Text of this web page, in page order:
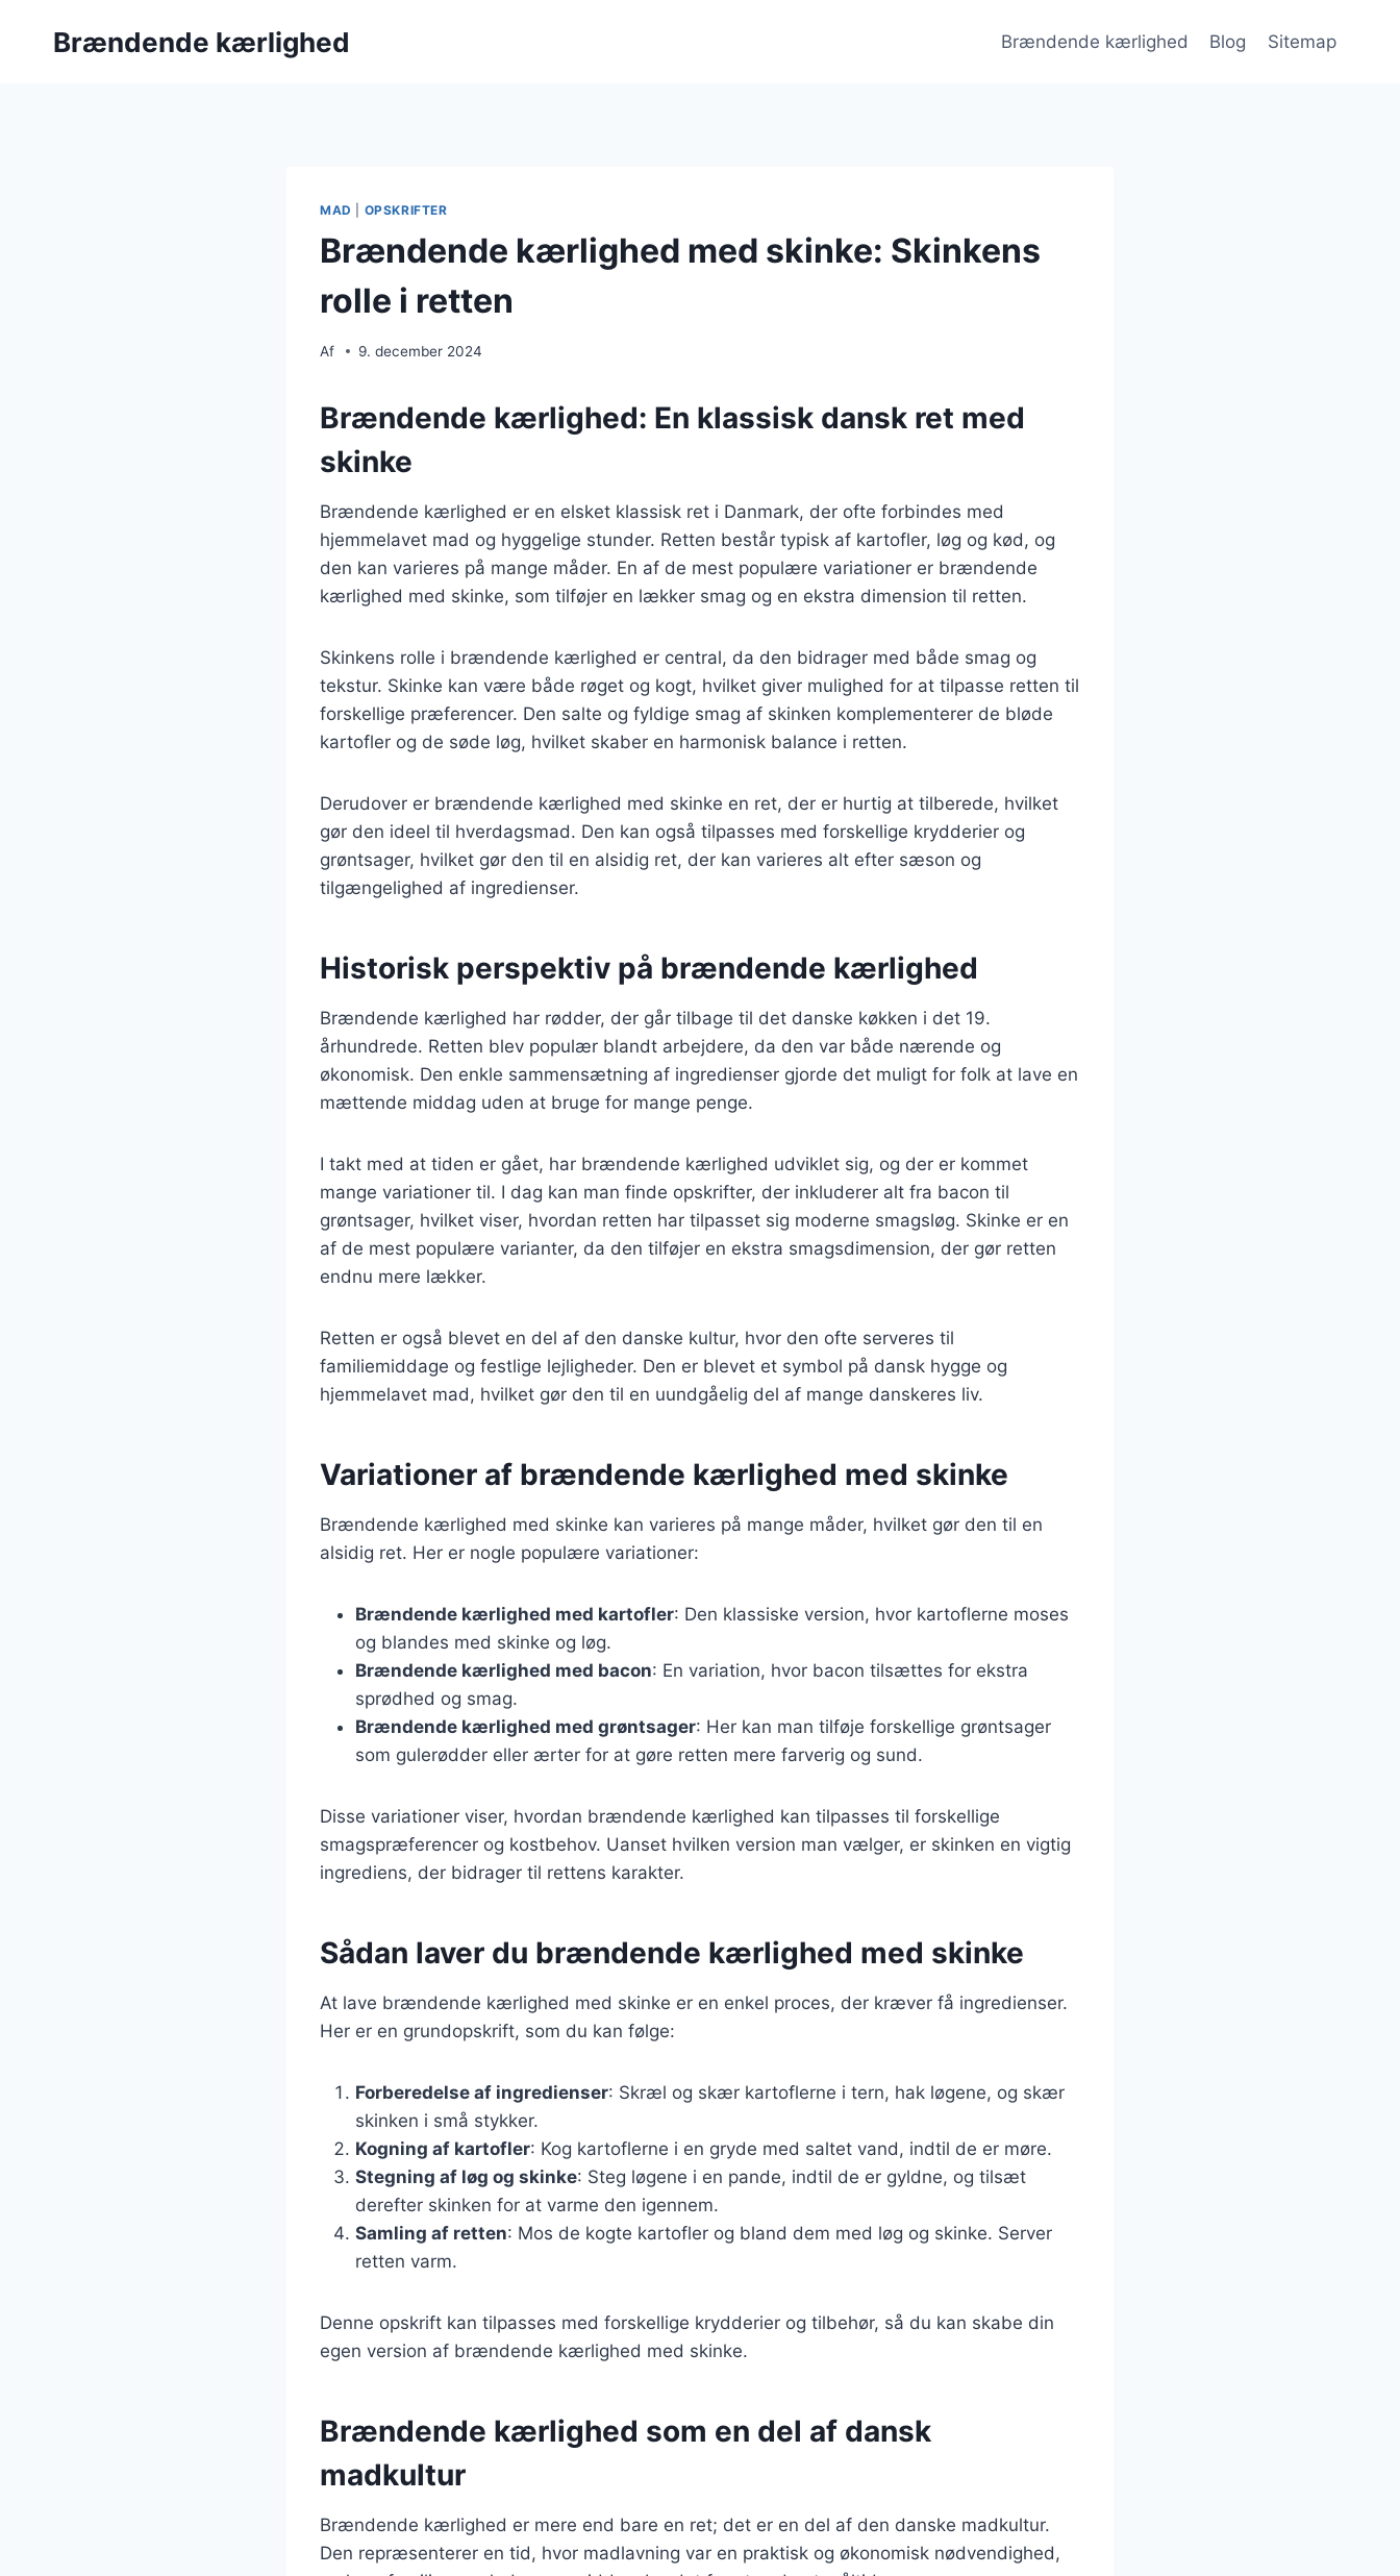
Brændende kærlighed Brændende kærlighed Blog Sitemap
MAD OPSKRIFTER
Brændende kærlighed med skinke: Skinkens
rolle i retten
Af 9. december 2024
Brændende kærlighed: En klassisk dansk ret med
skinke
Brændende kærlighed er en elsket klassisk ret i Danmark, der ofte forbindes med
hjemmelavet mad og hyggelige stunder. Retten består typisk af kartofler, løg og kød, og
den kan varieres på mange måder. En af de mest populære variationer er brændende
kærlighed med skinke, som tilføjer en lækker smag og en ekstra dimension til retten.
Skinkens rolle i brændende kærlighed er central, da den bidrager med både smag og
tekstur. Skinke kan være både røget og kogt, hvilket giver mulighed for at tilpasse retten til
forskellige præferencer. Den salte og fyldige smag af skinken komplementerer de bløde
kartofler og de søde løg, hvilket skaber en harmonisk balance i retten.
Derudover er brændende kærlighed med skinke en ret, der er hurtig at tilberede, hvilket
gør den ideel til hverdagsmad. Den kan også tilpasses med forskellige krydderier og
grøntsager, hvilket gør den til en alsidig ret, der kan varieres alt efter sæson og
tilgængelighed af ingredienser.
Historisk perspektiv på brændende kærlighed
Brændende kærlighed har rødder, der går tilbage til det danske køkken i det 19.
århundrede. Retten blev populær blandt arbejdere, da den var både nærende og
økonomisk. Den enkle sammensætning af ingredienser gjorde det muligt for folk at lave en
mættende middag uden at bruge for mange penge.
I takt med at tiden er gået, har brændende kærlighed udviklet sig, og der er kommet
mange variationer til. I dag kan man finde opskrifter, der inkluderer alt fra bacon til
grøntsager, hvilket viser, hvordan retten har tilpasset sig moderne smagsløg. Skinke er en
af de mest populære varianter, da den tilføjer en ekstra smagsdimension, der gør retten
endnu mere lækker.
Retten er også blevet en del af den danske kultur, hvor den ofte serveres til
familiemiddage og festlige lejligheder. Den er blevet et symbol på dansk hygge og
hjemmelavet mad, hvilket gør den til en uundgåelig del af mange danskeres liv.
Variationer af brændende kærlighed med skinke
Brændende kærlighed med skinke kan varieres på mange måder, hvilket gør den til en
alsidig ret. Her er nogle populære variationer:
Brændende kærlighed med kartofler: Den klassiske version, hvor kartoflerne moses
og blandes med skinke og løg.
Brændende kærlighed med bacon: En variation, hvor bacon tilsættes for ekstra
sprødhed og smag.
Brændende kærlighed med grøntsager: Her kan man tilføje forskellige grøntsager
som gulerødder eller ærter for at gøre retten mere farverig og sund.
Disse variationer viser, hvordan brændende kærlighed kan tilpasses til forskellige
smagspræferencer og kostbehov. Uanset hvilken version man vælger, er skinken en vigtig
ingrediens, der bidrager til rettens karakter.
Sådan laver du brændende kærlighed med skinke
At lave brændende kærlighed med skinke er en enkel proces, der kræver få ingredienser.
Her er en grundopskrift, som du kan følge:
Forberedelse af ingredienser: Skræl og skær kartoflerne i tern, hak løgene, og skær
skinken i små stykker.
Kogning af kartofler: Kog kartoflerne i en gryde med saltet vand, indtil de er møre.
Stegning af løg og skinke: Steg løgene i en pande, indtil de er gyldne, og tilsæt
derefter skinken for at varme den igennem.
Samling af retten: Mos de kogte kartofler og bland dem med løg og skinke. Server
retten varm.
Denne opskrift kan tilpasses med forskellige krydderier og tilbehør, så du kan skabe din
egen version af brændende kærlighed med skinke.
Brændende kærlighed som en del af dansk
madkultur
Brændende kærlighed er mere end bare en ret; det er en del af den danske madkultur.
Den repræsenterer en tid, hvor madlavning var en praktisk og økonomisk nødvendighed,